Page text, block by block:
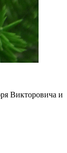
Викторовича и